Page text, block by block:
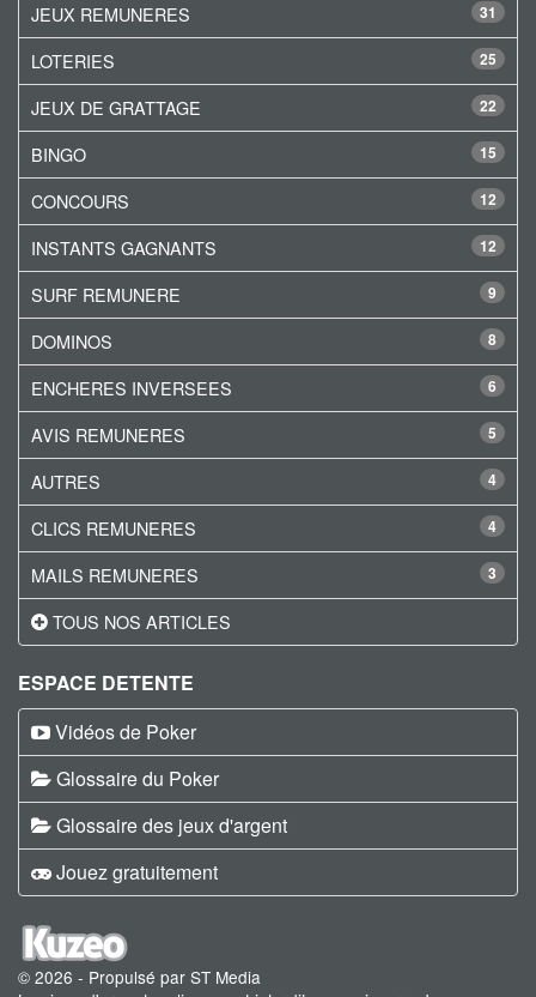
31
JEUX REMUNERES
25
LOTERIES
22
JEUX DE GRATTAGE
15
BINGO
12
CONCOURS
12
INSTANTS GAGNANTS
9
SURF REMUNERE
8
DOMINOS
6
ENCHERES INVERSEES
5
AVIS REMUNERES
4
AUTRES
4
CLICS REMUNERES
3
MAILS REMUNERES
TOUS NOS ARTICLES
ESPACE DETENTE
Vidéos de Poker
Glossaire du Poker
Glossaire des jeux d'argent
Jouez gratuitement
© 2026 - Propulsé par ST Media